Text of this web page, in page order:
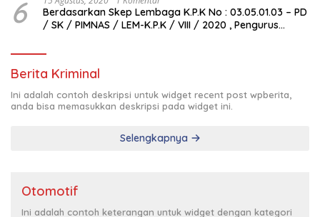
6
Berdasarkan Skep Lembaga K.P.K No : 03.05.01.03 – PD
/ SK / PIMNAS / LEM-K.P.K / VIII / 2020 , Pengurus
Berita Kriminal
Ini adalah contoh deskripsi untuk widget recent post wpberita,
anda bisa memasukkan deskripsi pada widget ini.
Selengkapnya
Otomotif
Ini adalah contoh keterangan untuk widget dengan kategori